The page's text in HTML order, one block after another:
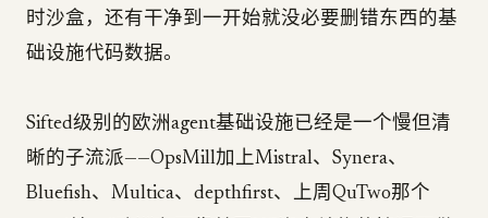
时沙盒，还有干净到一开始就没必要删错东西的基
础设施代码数据。
Sifted级别的欧洲agent基础设施已经是一个慢但清
晰的子流派——OpsMill加上Mistral、Synera、
Bluefish、Multica、depthfirst、上周QuTwo那个